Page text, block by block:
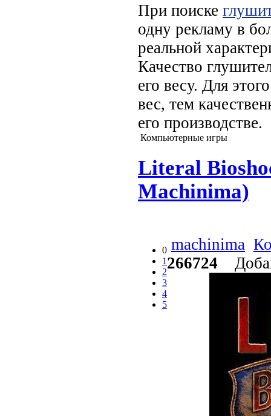
При поиске
одну рекламу в
реальной
Качество
его весу. Для
вес, тем
его производстве.
Компьютерные игры
Literal
Machinima)
0
1
2
3
4
5
machinima
266724